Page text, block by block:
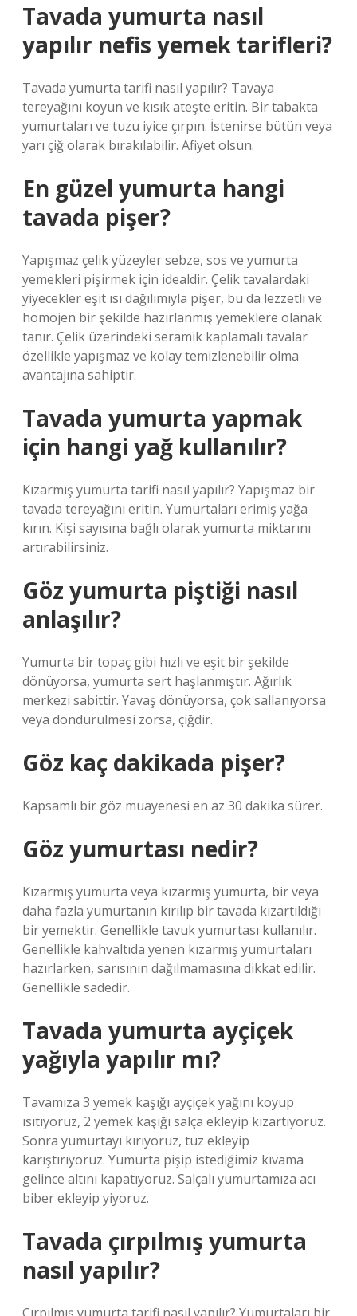
Tavada yumurta nasıl
yapılır nefis yemek tarifleri?
Tavada yumurta tarifi nasıl yapılır? Tavaya
tereyağını koyun ve kısık ateşte eritin. Bir tabakta
yumurtaları ve tuzu iyice çırpın. İstenirse bütün veya
yarı çiğ olarak bırakılabilir. Afiyet olsun.
En güzel yumurta hangi
tavada pişer?
Yapışmaz çelik yüzeyler sebze, sos ve yumurta
yemekleri pişirmek için idealdir. Çelik tavalardaki
yiyecekler eşit ısı dağılımıyla pişer, bu da lezzetli ve
homojen bir şekilde hazırlanmış yemeklere olanak
tanır. Çelik üzerindeki seramik kaplamalı tavalar
özellikle yapışmaz ve kolay temizlenebilir olma
avantajına sahiptir.
Tavada yumurta yapmak
için hangi yağ kullanılır?
Kızarmış yumurta tarifi nasıl yapılır? Yapışmaz bir
tavada tereyağını eritin. Yumurtaları erimiş yağa
kırın. Kişi sayısına bağlı olarak yumurta miktarını
artırabilirsiniz.
Göz yumurta piştiği nasıl
anlaşılır?
Yumurta bir topaç gibi hızlı ve eşit bir şekilde
dönüyorsa, yumurta sert haşlanmıştır. Ağırlık
merkezi sabittir. Yavaş dönüyorsa, çok sallanıyorsa
veya döndürülmesi zorsa, çiğdir.
Göz kaç dakikada pişer?
Kapsamlı bir göz muayenesi en az 30 dakika sürer.
Göz yumurtası nedir?
Kızarmış yumurta veya kızarmış yumurta, bir veya
daha fazla yumurtanın kırılıp bir tavada kızartıldığı
bir yemektir. Genellikle tavuk yumurtası kullanılır.
Genellikle kahvaltıda yenen kızarmış yumurtaları
hazırlarken, sarısının dağılmamasına dikkat edilir.
Genellikle sadedir.
Tavada yumurta ayçiçek
yağıyla yapılır mı?
Tavamıza 3 yemek kaşığı ayçiçek yağını koyup
ısıtıyoruz, 2 yemek kaşığı salça ekleyip kızartıyoruz.
Sonra yumurtayı kırıyoruz, tuz ekleyip
karıştırıyoruz. Yumurta pişip istediğimiz kıvama
gelince altını kapatıyoruz. Salçalı yumurtamıza acı
biber ekleyip yiyoruz.
Tavada çırpılmış yumurta
nasıl yapılır?